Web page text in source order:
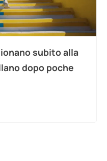
subito alla
dopo poche